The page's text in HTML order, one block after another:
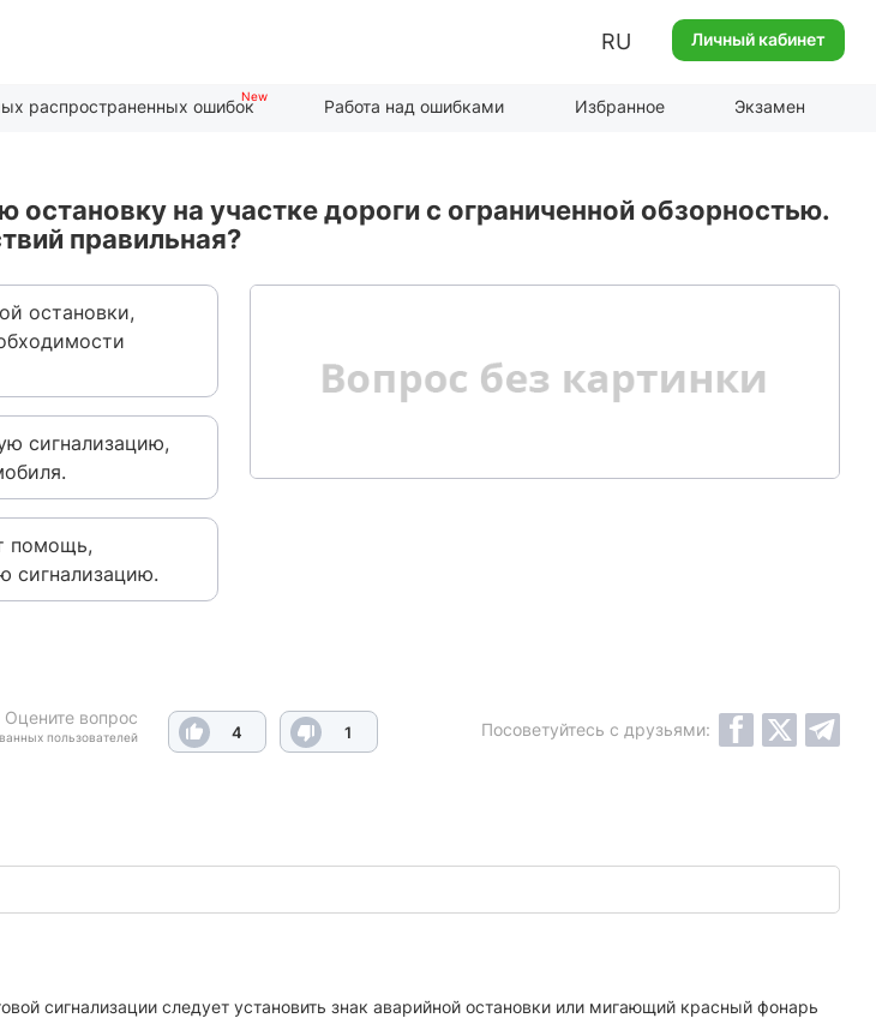
RU Личный кабинет
распространенных ошибок Работа над ошибками Избранное Экзамен
на участке дороги с ограниченной обзорностью.
правильная?
остановки,
сигнализацию,
помощь,
сигнализацию.
Оцените вопрос
пользователей 4 1 Посоветуйтесь с друзьями:
сигнализации следует установить знак аварийной остановки или мигающий красный фонарь